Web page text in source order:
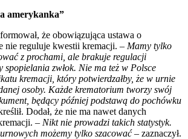
amerykanka”
że obowiązująca ustawa o
nie reguluje kwestii kremacji. – Mamy tylko
z prochami, ale brakuje regulacji
spopielania zwłok. Nie ma też w Polsce
kremacji, który potwierdzałby, że w urnie
osoby. Każde krematorium tworzy swój
będący później podstawą do pochówku
Dodał, że nie ma nawet danych
– Nikt nie prowadzi takich statystyk.
możemy tylko szacować– zaznaczył.